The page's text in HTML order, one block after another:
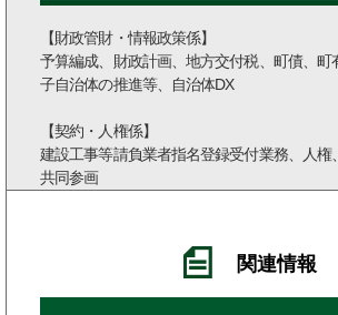
【財政管財・情報政策係】
予算編成、財政計画、地方交付税、町債、町
子自治体の推進等、自治体DX
【契約・人権係】
建設工事等請負業者指名登録受付業務、人権
共同参画
関連情報